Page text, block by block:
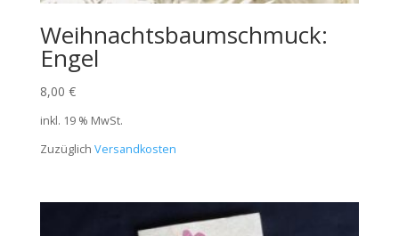
Weihnachtsbaumschmuck:
Engel
8,00 €
inkl. 19 % MwSt.
Zuzüglich Versandkosten